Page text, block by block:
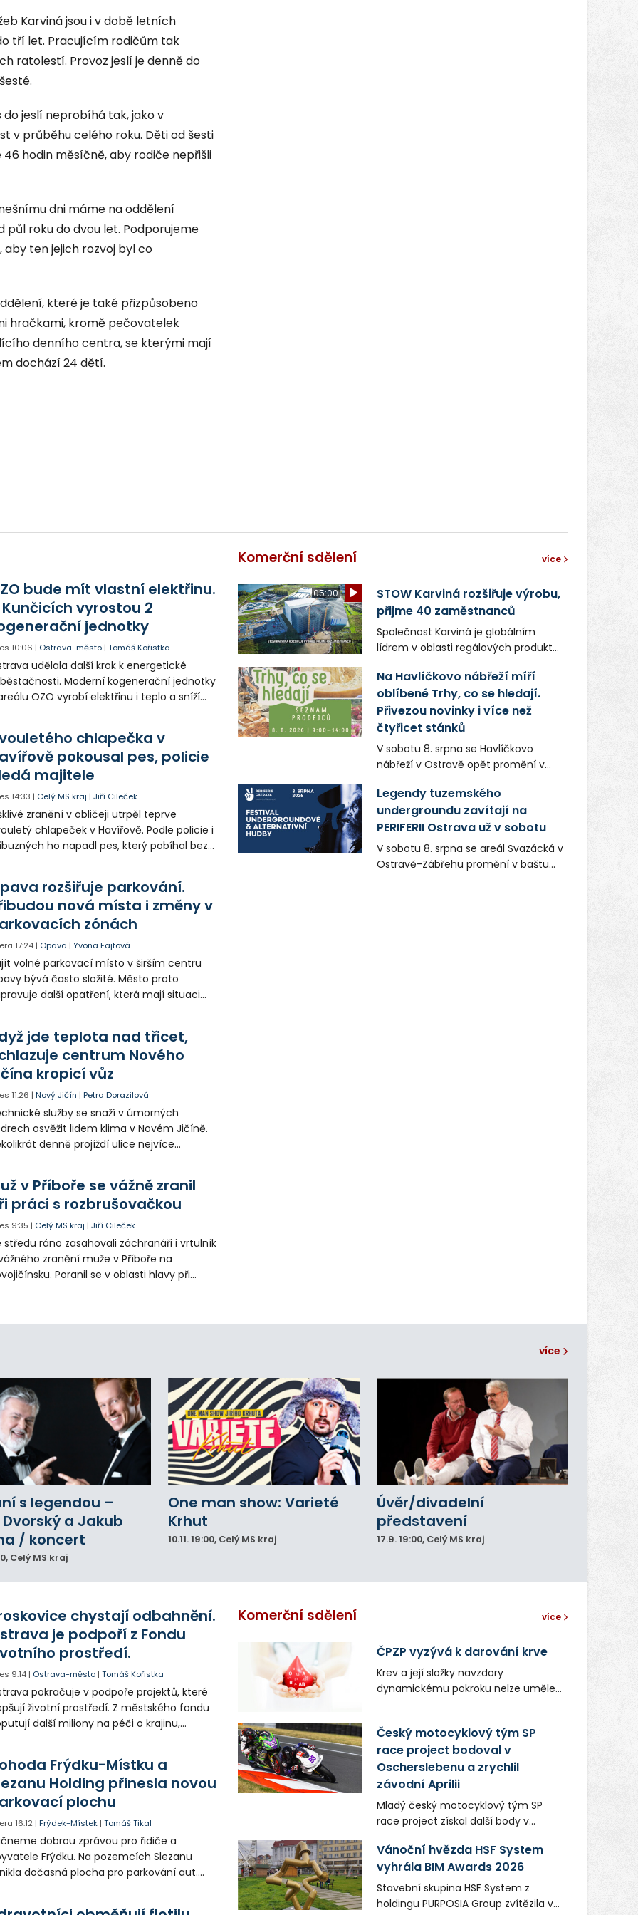
Karviná jsou i v době letních
tří let. Pracujícím rodičům tak
ratolestí. Provoz jeslí je denně do
do jeslí neprobíhá tak, jako v
v průběhu celého roku. Děti od šesti
hodin měsíčně, aby rodiče nepřišli
dni máme na oddělení
půl roku do dvou let. Podporujeme
ten jejich rozvoj byl co
které je také přizpůsobeno
hračkami, kromě pečovatelek
denního centra, se kterými mají
dochází 24 dětí.
bude mít vlastní elektřinu.
Kunčicích vyrostou 2
jednotky
10:06 | Ostrava-město |Tomáš Kořistka
udělala další krok k energetické
Moderní kogenerační jednotky
OZO vyrobí elektřinu i teplo a sníží
chlapečka v
pokousal pes, policie
majitele
14:33 | Celý MS kraj |Jiří Cileček
zranění v obličeji utrpěl teprve
chlapeček v Havířově. Podle policie i
ho napadl pes, který pobíhal bez
psa hledá.
rozšiřuje parkování.
nová místa i změny v
zónách
17:24 | Opava |Yvona Fajtová
volné parkovací místo v širším centru
bývá často složité. Město proto
další opatření, která mají situaci
řidiče v parkovacích zónách.
jde teplota nad třicet,
centrum Nového
kropicí vůz
11:26 |Nový Jičín |Petra Dorazilová
služby se snaží v úmorných
osvěžit lidem klima v Novém Jičíně.
denně projíždí ulice nejvíce
v Příboře se vážně zranil
práci s rozbrušovačkou
9:35 | Celý MS kraj |Jiří Cileček
středu ráno zasahovali záchranáři i vrtulník
zranění muže v Příboře na
Poranil se v oblasti hlavy při
Komerční sdělení více
05:00
STOW Karviná rozšiřuje výrobu,
přijme 40 zaměstnanců
Společnost Karviná je globálním
lídrem v oblasti regálových produktů
zaměstnavatelem na Karvinsku a
firmou s obrovským potenciálem.
Na Havlíčkovo nábřeží míří
oblíbené Trhy, co se hledají.
Přivezou novinky i více než
čtyřicet stánků
V sobotu 8. srpna se Havlíčkovo
nábřeží v Ostravě opět promění v
lokálních výrobků. Trhy, co se hledají
tentokrát nabídnou více než čtyřicet
pečlivě vybraných stánků s kvalitní
gastronomií, farmářskými produkty,
designem i řemeslnou tvorbou.
Návštěvníci se mohou těšit nejen na
Legendy tuzemského
undergroundu zavítají na
PERIFERII Ostrava už v sobotu
V sobotu 8. srpna se areál Svazácká v
Ostravě-Zábřehu promění v baštu
více
s legendou –
a Jakub
/ koncert
, Celý MS kraj
One man show: Varieté
Krhut
10.11.19:00, Celý MS kraj
Úvěr/divadelní
představení
17.9. 19:00, Celý MS kraj
chystají odbahnění.
je podpoří z Fondu
prostředí.
9:14 | Ostrava-město |Tomáš Kořistka
pokračuje v podpoře projektů, které
životní prostředí. Z městského fondu
další miliony na péči o krajinu,
Frýdku-Místku a
Holding přinesla novou
plochu
16:12 |Frýdek-Místek |Tomáš Tikal
dobrou zprávou pro řidiče a
Frýdku. Na pozemcích Slezanu
dočasná plocha pro parkování aut.
Komerční sdělení více
ČPZP vyzývá k darování krve
Krev a její složky navzdory
dynamickému pokroku nelze uměle
nenahraditelnou tělní tekutinu
neobejde. Naléhavá potřeba doplnit
krevní zásoby nastává vždy v létě,
kdy stoupá počet úrazů. Česká
průmyslová zdravotní pojišťovna
(ČPZP) apeluje na všechny, kteří se
těší dobrému zdraví, aby se stali
pravidelnými dárci krve.
Český motocyklový tým SP
race project bodoval v
Oscherslebenu a zrychlil
závodní Aprilii
Mladý český motocyklový tým SP
race project získal další body v
MOTO. Při závodním víkendu, který se
konal od 31. července do 2. srpna na
německém okruhu Oschersleben,
obsadil Filip Novotný ve třídě
Vánoční hvězda HSF System
vyhrála BIM Awards 2026
Stavební skupina HSF System z
holdingu PURPOSIA Group zvítězila v